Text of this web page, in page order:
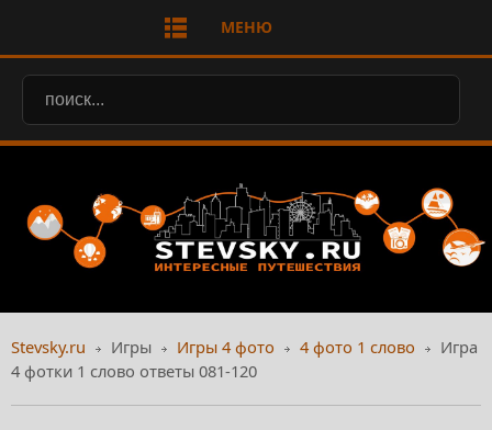
МЕНЮ
Stevsky.ru Игры Игры 4 фото 4 фото 1 слово
Игра
4 фотки 1 слово ответы 081-120